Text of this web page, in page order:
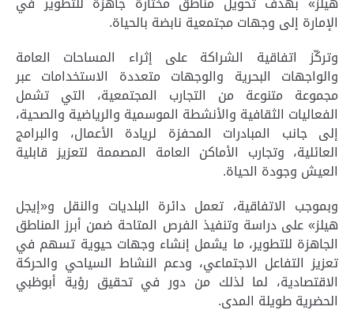
الإمارة إلى وجهات مجتمعية نابضة بالحياة.
وتركّز اتفاقية الشراكة على إثراء المساحات العامة
والواجهات البحرية والوجهات متعددة الاستخدامات عبر
مجموعة متنوعة من التجارب المجتمعية، التي تشمل
الفعاليات الثقافية والأنشطة الموسمية والرياضية والصحية،
إلى جانب المبادرات المحفزة لريادة الأعمال، والبرامج
العائلية، وتجارب الأماكن العامة المصممة لتعزيز قابلية
العيش وجودة الحياة.
وبموجب الاتفاقية، تعمل دائرة البلديات والنقل و«إيجل
هيلز» على دراسة وتنفيذ الفرص المتاحة ضمن أبرز المناطق
الجاهزة للتطوير، ما يشمل إنشاء وجهات حيوية تسهم في
تعزيز التفاعل الاجتماعي، ودعم النشاط السياحي والحركة
الاقتصادية، لما لذلك من دور في تحقيق رؤية أبوظبي
الحضرية طويلة المدى.